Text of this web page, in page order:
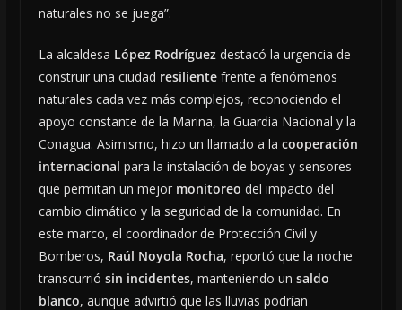
naturales no se juega”.
La alcaldesa López Rodríguez destacó la urgencia de
construir una ciudad resilientefrente a fenómenos
naturales cada vez más complejos, reconociendo el
apoyo constante de la Marina, la Guardia Nacional y la
Conagua. Asimismo, hizo un llamado a la cooperación
internacional para la instalación de boyas y sensores
que permitan un mejor monitoreo del impacto del
cambio climático y la seguridad de la comunidad. En
este marco, el coordinador de Protección Civil y
Bomberos, Raúl Noyola Rocha, reportó que la noche
transcurrió sin incidentes, manteniendo un saldo
blanco, aunque advirtió que las lluvias podrían